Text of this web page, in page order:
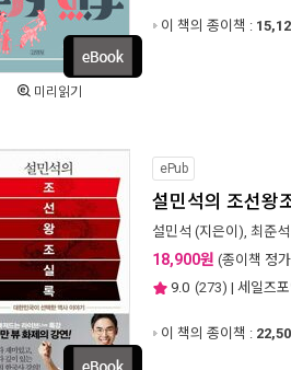
미리읽기
이 책의 종이책 :
ePub
설민석의 조선왕
설민석 (지은이), 최준석
18,900원 (종이책 정가
9.0 (273) | 세일즈
이 책의 종이책 :